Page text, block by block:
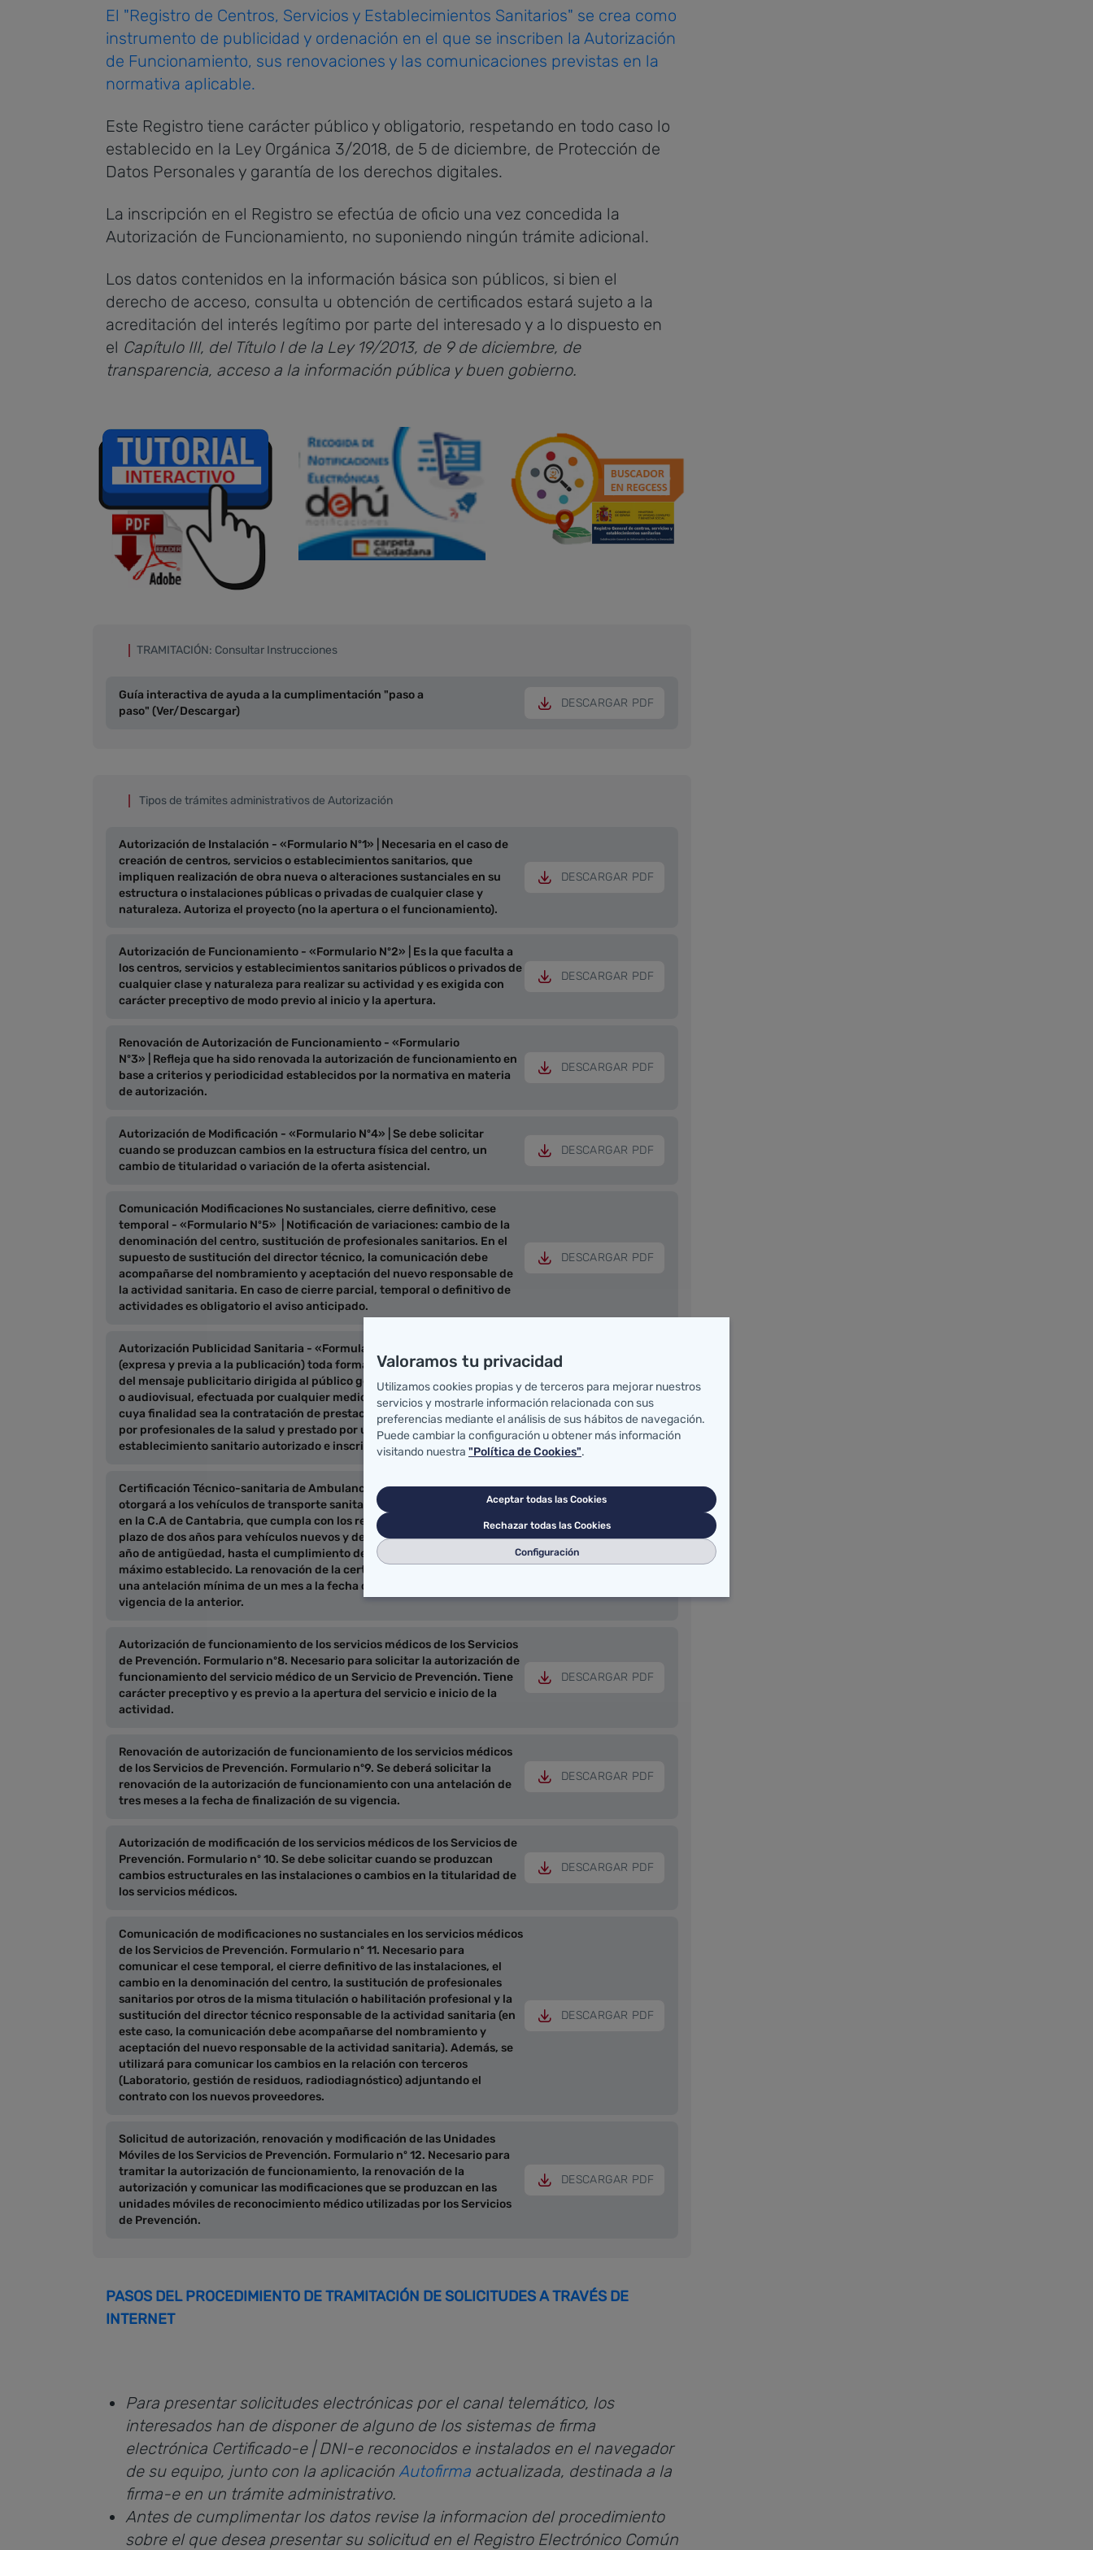
El "Registro de Centros, Servicios y Establecimientos Sanitarios" se crea como
instrumento de publicidad y ordenación en el que se inscriben la Autorización
de Funcionamiento, sus renovaciones y las comunicaciones previstas en la
normativa aplicable.
Este Registro tiene carácter público y obligatorio, respetando en todo caso lo
establecido en la Ley Orgánica 3/2018, de 5 de diciembre, de Protección de
Datos Personales y garantía de los derechos digitales.
La inscripción en el Registro se efectúa de oficio una vez concedida la
Autorización de Funcionamiento, no suponiendo ningún trámite adicional.
Los datos contenidos en la información básica son públicos, si bien el
derecho de acceso, consulta u obtención de certificados estará sujeto a la
acreditación del interés legítimo por parte del interesado y a lo dispuesto en
el Capítulo III, del Título I de la Ley 19/2013, de 9 de diciembre, de
transparencia, acceso a la información pública y buen gobierno.
TRAMITACIÓN: Consultar Instrucciones
Guía interactiva de ayuda a la cumplimentación "paso a
paso" (Ver/Descargar)
DESCARGAR PDF
Tipos de trámites administrativos de Autorización
Autorización de Instalación - «Formulario Nº1» | Necesaria en el caso de
creación de centros, servicios o establecimientos sanitarios, que
impliquen realización de obra nueva o alteraciones sustanciales en su
estructura o instalaciones públicas o privadas de cualquier clase y
naturaleza. Autoriza el proyecto (no la apertura o el funcionamiento).
DESCARGAR PDF
Autorización de Funcionamiento - «Formulario Nº2» | Es la que faculta a
los centros, servicios y establecimientos sanitarios públicos o privados de
cualquier clase y naturaleza para realizar su actividad y es exigida con
carácter preceptivo de modo previo al inicio y la apertura.
DESCARGAR PDF
Renovación de Autorización de Funcionamiento - «Formulario
Nº3» | Refleja que ha sido renovada la autorización de funcionamiento en
base a criterios y periodicidad establecidos por la normativa en materia
de autorización.
DESCARGAR PDF
Autorización de Modificación - «Formulario Nº4» | Se debe solicitar
cuando se produzcan cambios en la estructura física del centro, un
cambio de titularidad o variación de la oferta asistencial.
DESCARGAR PDF
Comunicación Modificaciones No sustanciales, cierre definitivo, cese
temporal - «Formulario Nº5» | Notificación de variaciones: cambio de la
denominación del centro, sustitución de profesionales sanitarios. En el
supuesto de sustitución del director técnico, la comunicación debe
acompañarse del nombramiento y aceptación del nuevo responsable de
la actividad sanitaria. En caso de cierre parcial, temporal o definitivo de
actividades es obligatorio el aviso anticipado.
DESCARGAR PDF
Autorización Publicidad Sanitaria - «Formulario Nº6» | Sirve para regular
(expresa y previa a la publicación) toda forma de comunicación y difusión
del mensaje publicitario dirigida al público general ya sea gráfica, sonora
o audiovisual, efectuada por cualquier medio o soporte, incluida internet,
cuya finalidad sea la contratación de prestaciones sanitarias realizadas
por profesionales de la salud y prestado por un centro, servicio o
establecimiento sanitario autorizado e inscrito en el Registro sanitario.
DESCARGAR PDF
Certificación Técnico-sanitaria de Ambulancias - «Formulario Nº7» | Se
otorgará a los vehículos de transporte sanitario por carretera, ubicados
en la C.A de Cantabria, que cumpla con los requisitos exigibles, por un
plazo de dos años para vehículos nuevos y de un año, a partir del segundo
año de antigüedad, hasta el cumplimiento de los diez años de periodo
máximo establecido. La renovación de la certificación se solicitará con
una antelación mínima de un mes a la fecha de finalización del plazo de
vigencia de la anterior.
DESCARGAR PDF
Autorización de funcionamiento de los servicios médicos de los Servicios
de Prevención. Formulario nº8. Necesario para solicitar la autorización de
funcionamiento del servicio médico de un Servicio de Prevención. Tiene
carácter preceptivo y es previo a la apertura del servicio e inicio de la
actividad.
DESCARGAR PDF
Renovación de autorización de funcionamiento de los servicios médicos
de los Servicios de Prevención. Formulario nº9. Se deberá solicitar la
renovación de la autorización de funcionamiento con una antelación de
tres meses a la fecha de finalización de su vigencia.
DESCARGAR PDF
Autorización de modificación de los servicios médicos de los Servicios de
Prevención. Formulario nº 10. Se debe solicitar cuando se produzcan
cambios estructurales en las instalaciones o cambios en la titularidad de
los servicios médicos.
DESCARGAR PDF
Comunicación de modificaciones no sustanciales en los servicios médicos
de los Servicios de Prevención. Formulario nº 11. Necesario para
comunicar el cese temporal, el cierre definitivo de las instalaciones, el
cambio en la denominación del centro, la sustitución de profesionales
sanitarios por otros de la misma titulación o habilitación profesional y la
sustitución del director técnico responsable de la actividad sanitaria (en
este caso, la comunicación debe acompañarse del nombramiento y
aceptación del nuevo responsable de la actividad sanitaria). Además, se
utilizará para comunicar los cambios en la relación con terceros
(Laboratorio, gestión de residuos, radiodiagnóstico) adjuntando el
contrato con los nuevos proveedores.
DESCARGAR PDF
Solicitud de autorización, renovación y modificación de las Unidades
Móviles de los Servicios de Prevención. Formulario nº 12. Necesario para
tramitar la autorización de funcionamiento, la renovación de la
autorización y comunicar las modificaciones que se produzcan en las
unidades móviles de reconocimiento médico utilizadas por los Servicios
de Prevención.
DESCARGAR PDF
PASOS DEL PROCEDIMIENTO DE TRAMITACIÓN DE SOLICITUDES A TRAVÉS DE
INTERNET
Para presentar solicitudes electrónicas por el canal telemático, los
interesados han de disponer de alguno de los sistemas de firma
electrónica Certificado-e | DNI-e reconocidos e instalados en el navegador
de su equipo, junto con la aplicación Autofirma actualizada, destinada a la
firma-e en un trámite administrativo.
Antes de cumplimentar los datos revise la informacion del procedimiento
sobre el que desea presentar su solicitud en el Registro Electrónico Común
Valoramos tu privacidad
Utilizamos cookies propias y de terceros para mejorar nuestros
servicios y mostrarle información relacionada con sus
preferencias mediante el análisis de sus hábitos de navegación.
Puede cambiar la configuración u obtener más información
visitando nuestra "Política de Cookies".
Aceptar todas las Cookies
Rechazar todas las Cookies
Configuración